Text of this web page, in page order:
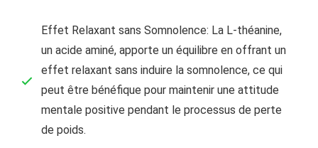
Effet Relaxant sans Somnolence: La L-théanine,
un acide aminé, apporte un équilibre en offrant un
effet relaxant sans induire la somnolence, ce qui
peut être bénéfique pour maintenir une attitude
mentale positive pendant le processus de perte
de poids.